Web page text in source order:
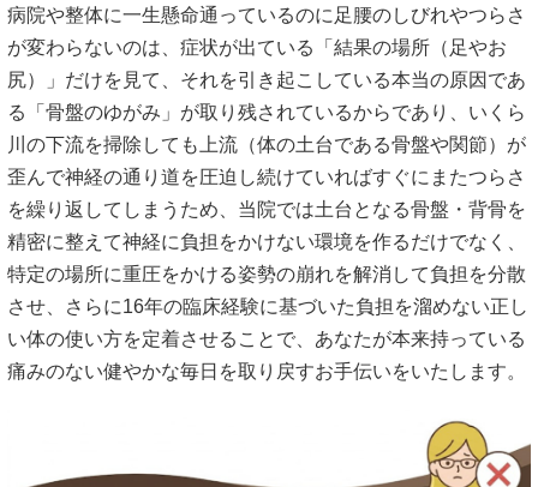
病院や整体に一生懸命通っているのに足腰のしびれやつらさ
が変わらないのは、症状が出ている「結果の場所（足やお
尻）」だけを見て、それを引き起こしている本当の原因であ
る「骨盤のゆがみ」が取り残されているからであり、いくら
川の下流を掃除しても上流（体の土台である骨盤や関節）が
歪んで神経の通り道を圧迫し続けていればすぐにまたつらさ
を繰り返してしまうため、当院では土台となる骨盤・背骨を
精密に整えて神経に負担をかけない環境を作るだけでなく、
特定の場所に重圧をかける姿勢の崩れを解消して負担を分散
させ、さらに16年の臨床経験に基づいた負担を溜めない正し
い体の使い方を定着させることで、あなたが本来持っている
痛みのない健やかな毎日を取り戻すお手伝いをいたします。